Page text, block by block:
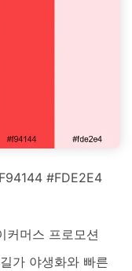
#FDE2E4
커머스 프로모션
가 야생화와 빠른